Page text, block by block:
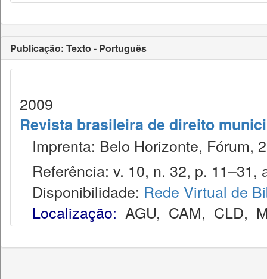
Publicação: Texto - Português
2009
Revista brasileira de direito
Imprenta: Belo Horizonte, Fórum,
Referência: v. 10, n. 32, p. 11–31,
Disponibilidade: Rede Virtual de
Localização: AGU, CAM, CLD,